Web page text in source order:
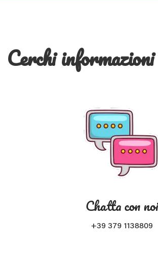
Cerchi
Chatta con noi
+39 379 1138809